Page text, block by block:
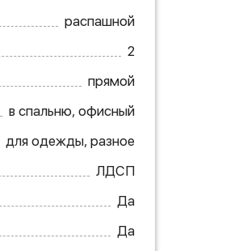
распашной
2
прямой
в спальню, офисный
для одежды, разное
ЛДСП
Да
Да